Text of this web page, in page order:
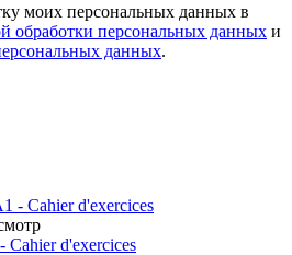
моих персональных данных в
обработки персональных данных и
данных.
Cahier d'exercices